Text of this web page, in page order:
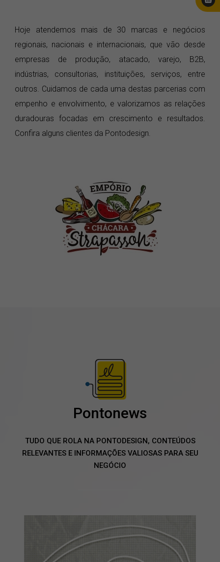
Hoje atendemos mais de 30 marcas e negócios
regionais, nacionais e internacionais, que vão desde
empresas de produção, atacado, varejo, B2B,
indústrias, consultorias, instituições, serviços, entre
outros. Cuidamos de cada uma destas parcerias com
empenho e envolvimento, e valorizamos as relações
duradouras focadas em crescimento e resultados.
Confira alguns clientes da Pontodesign.
Pontonews
TUDO QUE ROLA NA PONTODESIGN, CONTEÚDOS
RELEVANTES E INFORMAÇÕES VALIOSAS PARA SEU
NEGÓCIO
Design estratégico: o guia
de como branding,